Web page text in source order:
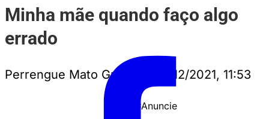
Minha mãe quando faço algo
errado
Perrengue Mato Grosso 12/12/2021, 11:53
PUBLICIDADEAnuncie